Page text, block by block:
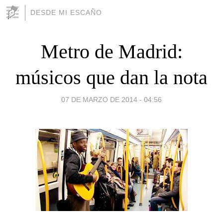
DESDE MI ESCAÑO
Metro de Madrid:
músicos que dan la nota
07 DE MARZO DE 2014 - 04:56